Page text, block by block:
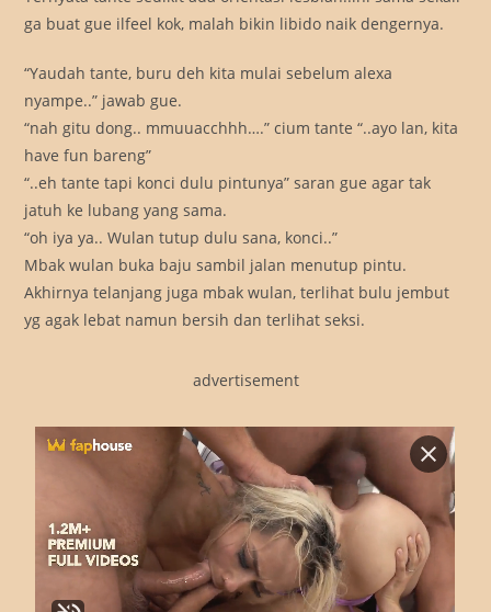
ga buat gue ilfeel kok, malah bikin libido naik dengernya.
“Yaudah tante, buru deh kita mulai sebelum alexa
nyampe..” jawab gue.
“nah gitu dong.. mmuuacchhh….” cium tante “..ayo lan, kita
have fun bareng”
“..eh tante tapi konci dulu pintunya” saran gue agar tak
jatuh ke lubang yang sama.
“oh iya ya.. Wulan tutup dulu sana, konci..”
Mbak wulan buka baju sambil jalan menutup pintu.
Akhirnya telanjang juga mbak wulan, terlihat bulu jembut
yg agak lebat namun bersih dan terlihat seksi.
advertisement